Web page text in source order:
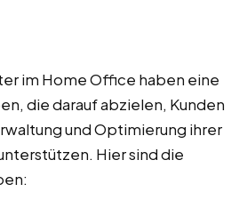
im Home Office haben eine
die darauf abzielen, Kunden
und Optimierung ihrer
Hier sind die